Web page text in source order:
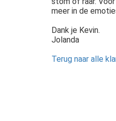
meer in de
Dank je Kevin.
Jolanda
Terug naar alle